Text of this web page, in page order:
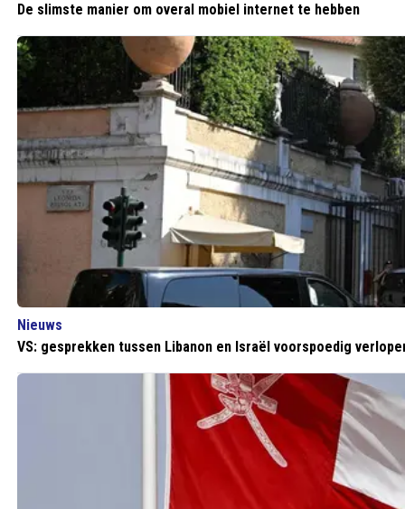
De slimste manier om overal mobiel internet te hebben
Nieuws
VS: gesprekken tussen Libanon en Israël voorspoedig